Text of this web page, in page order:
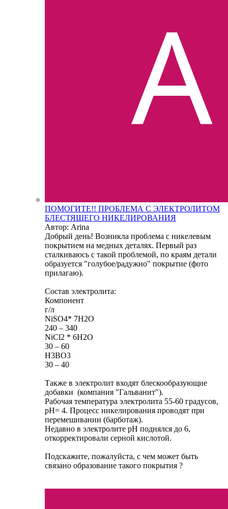
ПОМОГИТЕ!! ПРОБЛЕМА С ЭЛЕКТРОЛИТОМ
БЛЕСТЯЩЕГО НИКЕЛИРОВАНИЯ
Автор: Arina
Добрый день! Возникла проблема с никелевым
покрытием на медных деталях. Первый раз
сталкиваюсь с такой проблемой, по краям детали
образуется "голубое/радужно" покрытие (фото
прилагаю).
Состав электролита:
Компонент
г/л
NiSO4* 7H2O
240 – 340
NiCl2 * 6H2O
30 – 60
H3BO3
30 – 40
Также в электролит входят блескообразующие
добавки (компания "Гальванит").
Рабочая температура электролита 55-60 градусов,
рН= 4. Процесс никелирования проводят при
перемешивании (барботаж).
Недавно в электролите рН поднялся до 6,
откорректировали серной кислотой.
Подскажите, пожалуйста, с чем может быть
связано образование такого покрытия ?